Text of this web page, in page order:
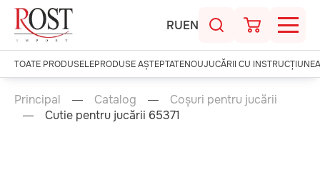
RUEN
TOATE PRODUSELEPRODUSE AȘTEPTATENOUJUCĂRII CU
Principal Catalog
Coșuri pentru jucării
Cutie pentru jucării 65371